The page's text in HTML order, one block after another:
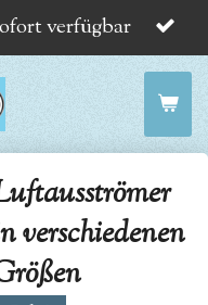
verfügbar
verschiedenen